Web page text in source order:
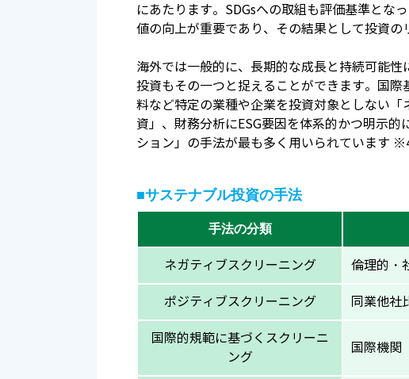
にあたります。SDGsへの取組も評価基準とな
値の向上が重要であり、その結果として投資の
海外では一般的に、長期的な成長と持続可能
投資もその一つと捉えることができます。国
料など特定の業種や企業を投資対象としない
資」、財務分析にESG要因を体系的かつ明示
ション」の手法が最も多く用いられています ※4
■サステナブル投資の手法
手法の分類
ネガティブスクリーニング 倫理的・
ポジティブスクリーニング 同業他社
国際的規範に基づくスクリーニ
ング
国際機関